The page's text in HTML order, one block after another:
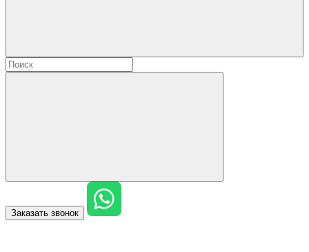
Заказать звонок